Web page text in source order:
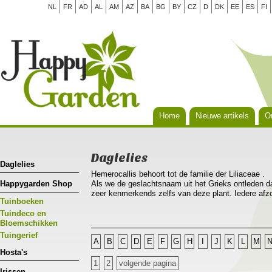
NL FR AD AL AM AZ BA BG BY CZ D DK EE ES FI
Home Nieuwe artikels
Daglelies
Happygarden Shop
Tuinboeken
Tuindeco en
Bloemschikken
Tuingerief
Hosta's
Daglelies
Hemerocallis behoort tot de familie der Liliaceae .
Als we de geslachtsnaam uit het Grieks ontleden
zeer kenmerkends zelfs van deze plant. Iedere
bossen van lijnvormige bladeren die sierlijk
sierwaarde met zijn heldergroen licht glanzend blad.
Hemerocallis is een plant die je tussen andere
A B C D E F G H J K L M N
1 2 volgende pagina